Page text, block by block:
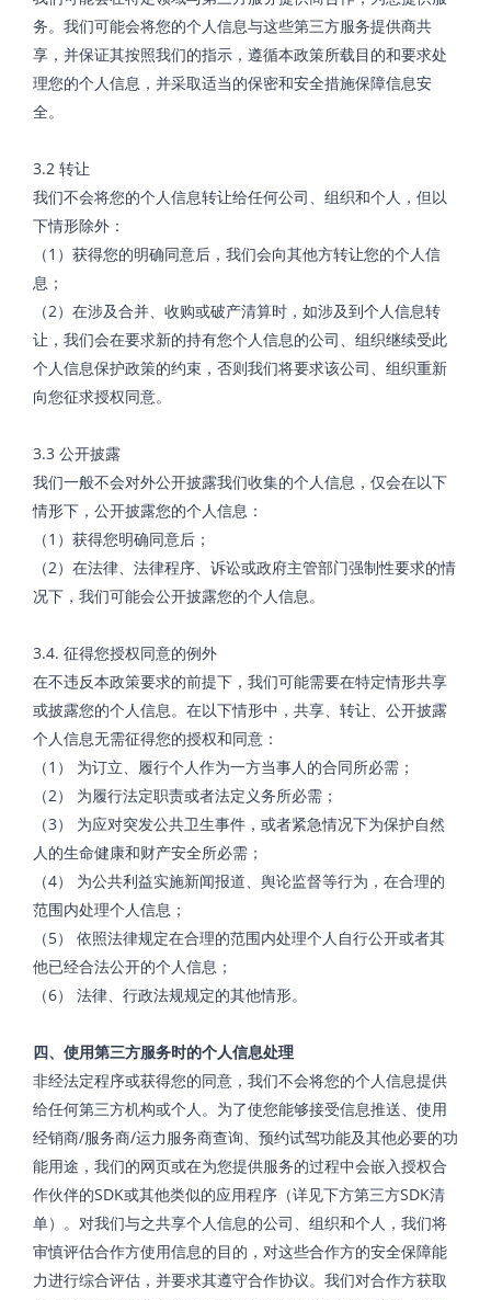
务。我们可能会将您的个人信息与这些第三方服务提供商共
享，并保证其按照我们的指示，遵循本政策所载目的和要求处
理您的个人信息，并采取适当的保密和安全措施保障信息安
全。
3.2 转让
我们不会将您的个人信息转让给任何公司、组织和个人，但以
下情形除外：
（1）获得您的明确同意后，我们会向其他方转让您的个人信
息；
（2）在涉及合并、收购或破产清算时，如涉及到个人信息转
让，我们会在要求新的持有您个人信息的公司、组织继续受此
个人信息保护政策的约束，否则我们将要求该公司、组织重新
向您征求授权同意。
3.3 公开披露
我们一般不会对外公开披露我们收集的个人信息，仅会在以下
情形下，公开披露您的个人信息：
（1）获得您明确同意后；
（2）在法律、法律程序、诉讼或政府主管部门强制性要求的情
况下，我们可能会公开披露您的个人信息。
3.4. 征得您授权同意的例外
在不违反本政策要求的前提下，我们可能需要在特定情形共享
或披露您的个人信息。在以下情形中，共享、转让、公开披露
个人信息无需征得您的授权和同意：
（1） 为订立、履行个人作为一方当事人的合同所必需；
（2） 为履行法定职责或者法定义务所必需；
（3） 为应对突发公共卫生事件，或者紧急情况下为保护自然
人的生命健康和财产安全所必需；
（4） 为公共利益实施新闻报道、舆论监督等行为，在合理的
范围内处理个人信息；
（5） 依照法律规定在合理的范围内处理个人自行公开或者其
他已经合法公开的个人信息；
（6） 法律、行政法规规定的其他情形。
四、使用第三方服务时的个人信息处理
非经法定程序或获得您的同意，我们不会将您的个人信息提供
给任何第三方机构或个人。为了使您能够接受信息推送、使用
经销商/服务商/运力服务商查询、预约试驾功能及其他必要的功
能用途，我们的网页或在为您提供服务的过程中会嵌入授权合
作伙伴的SDK或其他类似的应用程序（详见下方第三方SDK清
单）。对我们与之共享个人信息的公司、组织和个人，我们将
审慎评估合作方使用信息的目的，对这些合作方的安全保障能
力进行综合评估，并要求其遵守合作协议。我们对合作方获取